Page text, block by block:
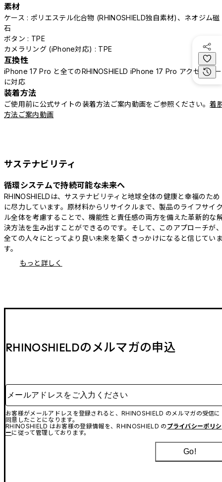
素材
ケース : ポリエステル化合物 (RHINOSHIELD独自素材)、ネオジム磁
石
ボタン : TPE
カメラリング (iPhone対応) : TPE
互換性
iPhone 17 Pro と全てのRHINOSHIELD iPhone 17 Pro アクセサリー
に対応
装着方法
ご使用前に公式サイトの装着方法ご案内動画をご参照ください。着
方法ご案内動画
サステナビリティ
循環システムで持続可能な未来へ
RHINOSHIELDは、サステナビリティと地球全体の健康と幸福のため
に尽力しています。原材料からリサイクルまで、製品のライフサイ
ル全体を考慮することで、機能性と責任感の両方を備えた革新的な
決方法を生み出すことができるのです。そして、このアプローチが
全ての人々にとってより良い未来を築くきっかけになると信じてい
す。
もっと詳しく
RHINOSHIELDのメルマガの申込
メールアドレスをご入力ください
お客様がメールアドレスを登録されると、RHINOSHIELD のメルマガの受信に
同意したことになります。
RHINOSHIELD はお客様の登録情報を、RHINOSHIELD の プライバシーポリシ
ーに従って管理しております。
Go!